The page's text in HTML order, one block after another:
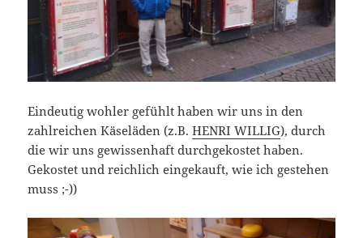
Eindeutig wohler gefühlt haben wir uns in den
zahlreichen Käseläden (z.B.HENRI WILLIG), durch
die wir uns gewissenhaft durchgekostet haben.
Gekostet und reichlich eingekauft, wie ich gestehen
muss ;-))